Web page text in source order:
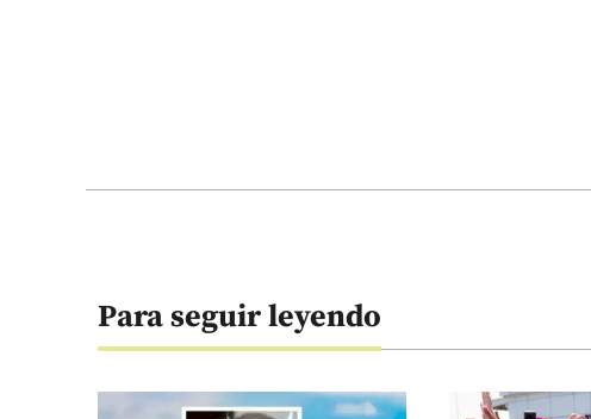
Para seguir leyendo